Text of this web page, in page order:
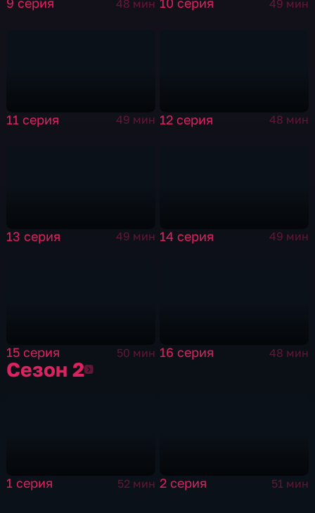
48 мин 49 мин
11 серия 49 мин 12 серия 48 мин
13 серия 49 мин 14 серия 49 мин
15 серия 50 мин 16 серия 48 мин
Сезон 2Сезон 2
1 серия 52 мин 2 серия 51 мин